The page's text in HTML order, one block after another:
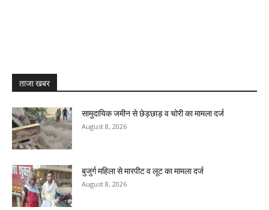
ताजा खबर
सामुदायिक जमीन से छेड़छाड़ व चोरी का मामला दर्ज
August 8, 2026
बुजुर्ग महिला से मारपीट व लूट का मामला दर्ज
August 8, 2026